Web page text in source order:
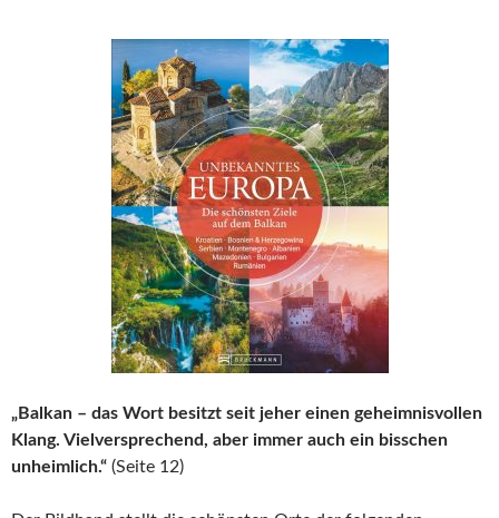
„Balkan – das Wort besitzt seit jeher einen geheimnisvollen
Klang. Vielversprechend, aber immer auch ein bisschen
unheimlich.“ (Seite 12)